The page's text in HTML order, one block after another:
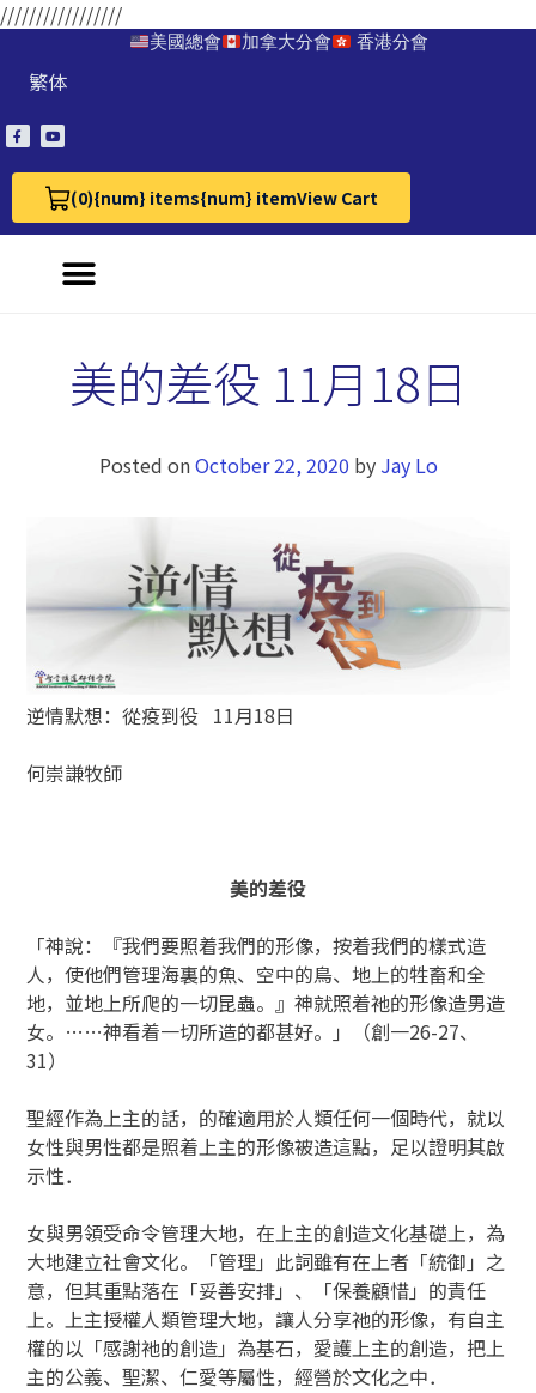
/////////////////
美國總會 加拿大分會 香港分會
繁体
(0)
View Cart 0{num} items{num} itemView Cart
美的差役 11月18日
Posted onOctober 22, 2020 by Jay Lo
逆情默想：從疫到役 11月18日
何崇謙牧師
美的差役
「神說：『我們要照着我們的形像，按着我們的樣式造
人，使他們管理海裏的魚、空中的鳥、地上的牲畜和全
地，並地上所爬的一切昆蟲。』神就照着祂的形像造男造
女。……神看着一切所造的都甚好。」（創一26-27、
31）
聖經作為上主的話，的確適用於人類任何一個時代，就以
女性與男性都是照着上主的形像被造這點，足以證明其啟
示性．
女與男領受命令管理大地，在上主的創造文化基礎上，為
大地建立社會文化。「管理」此詞雖有在上者「統御」之
意，但其重點落在「妥善安排」、「保養顧惜」的責任
上。上主授權人類管理大地，讓人分享祂的形像，有自主
權的以「感謝祂的創造」為基石，愛護上主的創造，把上
主的公義、聖潔、仁愛等屬性，經營於文化之中．